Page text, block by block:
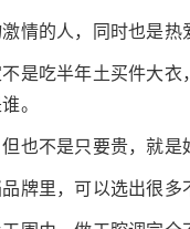
情的人，同时也是热
是吃半年土买件大
。
也不是只要贵，就是
牌里，可以选出很多